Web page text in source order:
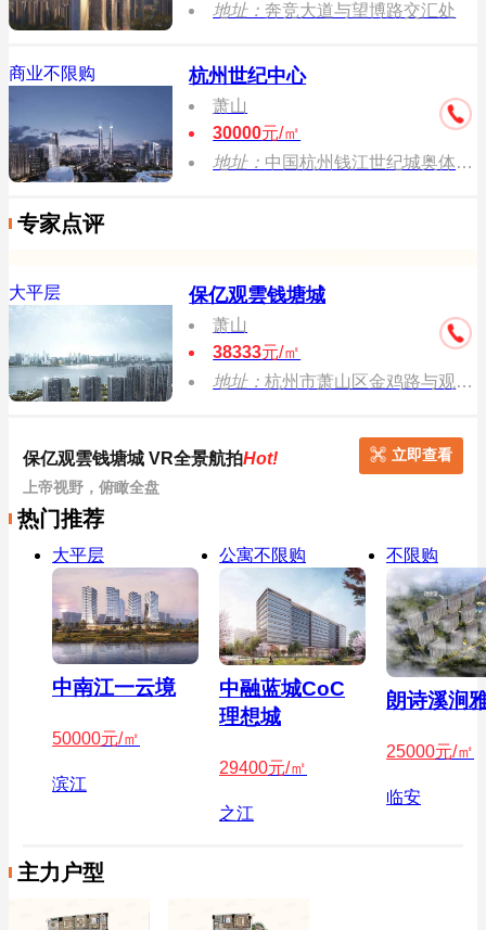
地址：奔竞大道与望博路交汇处
商业不限购 杭州世纪中心
萧山
30000元/㎡
地址： 中国杭州钱江世纪城奥体博览城奔竞大道（国际博览中心西侧）
专家点评
大平层 保亿观雲钱塘城
萧山
38333元/㎡
地址：杭州市萧山区金鸡路与观澜路交叉口
保亿观雲钱塘城 VR全景航拍Hot!
上帝视野，俯瞰全盘
立即查看
热门推荐
大平层
中南江一云境
50000元/㎡
滨江
公寓不限购
中融蓝城CoC
理想城
29400元/㎡
之江
不限购
朗诗溪涧
25000元/㎡
临安
主力户型